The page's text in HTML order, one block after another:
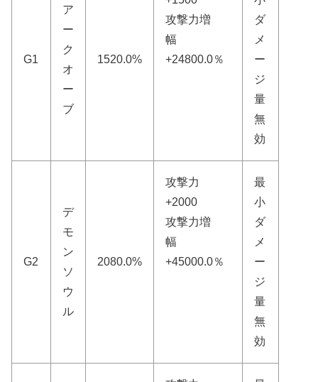
G1
ア
ー
ク
オ
ー
ブ
1520.0%
攻撃力増
幅
+24800.0％
ダ
メ
ー
ジ
量
無
効
G2
デ
モ
ン
ソ
ウ
ル
2080.0%
攻撃力
+2000
攻撃力増
幅
+45000.0％
最
小
ダ
メ
ー
ジ
量
無
効